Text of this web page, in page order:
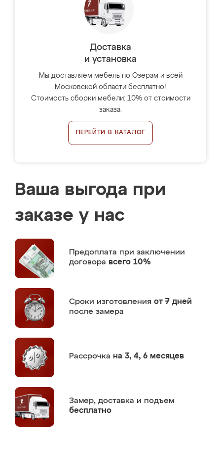
Доставка
и установка
Мы доставляем мебель по Озерам и всей
Московской области бесплатно!
Стоимость сборки мебели: 10% от стоимости
заказа.
ПЕРЕЙТИ В КАТАЛОГ
Ваша выгода при
заказе у нас
Предоплата при заключении
договора всего 10%
Сроки изготовления от 7 дней
после замера
Рассрочка на 3, 4, 6 месяцев
Замер, доставка и подъем
бесплатно